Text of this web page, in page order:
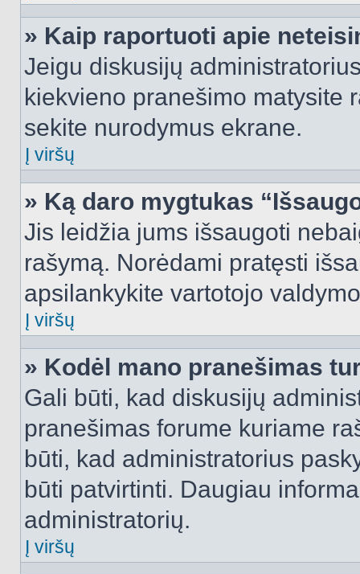
» Kaip raportuoti apie
Jeigu diskusijų
kiekvieno pranešimo matysite
sekite nurodymus ekrane.
Į viršų
» Ką daro mygtukas
Jis leidžia jums išsaugoti
rašymą. Norėdami pratęsti
apsilankykite vartotojo
Į viršų
» Kodėl mano pranešimas
Gali būti, kad diskusijų
pranešimas forume kuriame
būti, kad administratorius
būti patvirtinti. Daugiau
administratorių.
Į viršų